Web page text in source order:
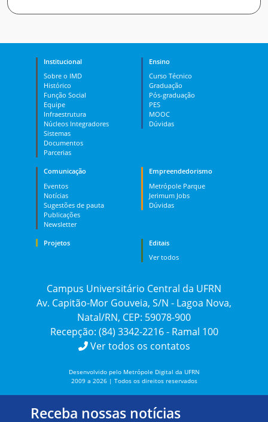
Institucional
Sobre o IMD
Histórico
Função Social
Equipe
Infraestrutura
Núcleos Integradores
Sistemas
Documentos
Parcerias
Ensino
Curso Técnico
Graduação
Pós-graduação
PES
MOOC
Dúvidas
Comunicação
Eventos
Notícias
Sugestões de pauta
Publicações
Newsletter
Empreendedorismo
Metrópole Parque
Jerimum Jobs
Dúvidas
Projetos
Editais
Ver todos
Campus Universitário Central da UFRN
Av. Capitão-Mor Gouveia, S/N - Lagoa Nova,
Natal/RN, CEP: 59078-900
Recepção: (84) 3342-2216 - Ramal 100
Ver todos os contatos
Desenvolvido pelo Metrópole Digital da UFRN
2009 a 2026 | Todos os direitos reservados
Receba nossas notícias